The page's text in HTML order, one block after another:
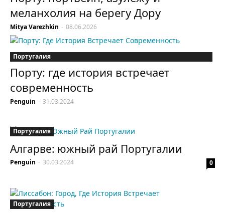
меланхолия на берегу Дору
Mitya Varezhkin - 08.06.2026
Португалия
Порту: где история встречает
современность
Penguin - 31.03.2024
Португалия
Алгарве: южный рай Португалии
Penguin - 30.03.2024 0
Португалия